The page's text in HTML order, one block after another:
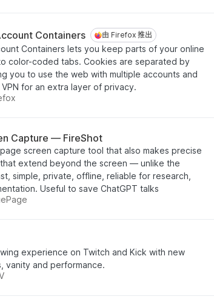
Containers 由 Firefox 推出
由 Firefox 推出
Containers lets you keep parts of your online
color-coded tabs. Cookies are separated by
you to use the web with multiple accounts and
for an extra layer of privacy.
Capture — FireShot
screen capture tool that also makes precise
extend beyond the screen — unlike the
simple, private, offline, reliable for research,
Useful to save ChatGPT talks
experience on Twitch and Kick with new
vanity and performance.